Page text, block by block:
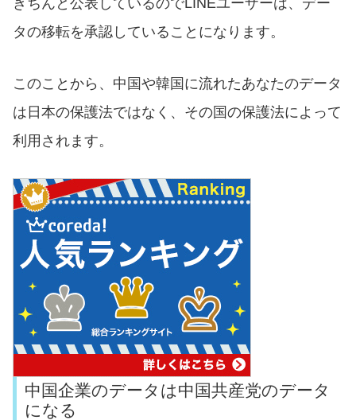
きちんと公表しているのでLINEユーザーは、デー
タの移転を承認していることになります。
このことから、中国や韓国に流れたあなたのデータ
は日本の保護法ではなく、その国の保護法によって
利用されます。
中国企業のデータは中国共産党のデータ
になる